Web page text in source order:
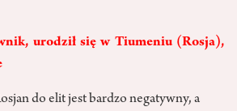
urodził się w Tiumeniu (Rosja),
do elit jest bardzo negatywny, a